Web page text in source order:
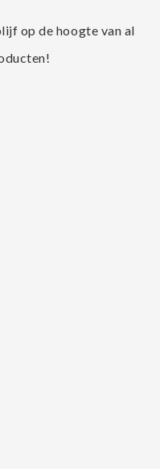
op de hoogte van al